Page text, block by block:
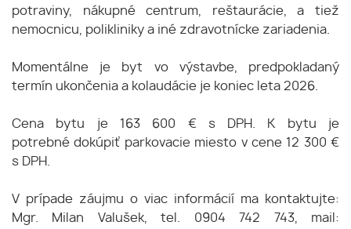
potraviny, nákupné centrum, reštaurácie, a tiež
nemocnicu, polikliniky a iné zdravotnícke zariadenia.
Momentálne je byt vo výstavbe, predpokladaný
termín ukončenia a kolaudácie je koniec leta 2026.
Cena bytu je 163 600 € s DPH. K bytu je
potrebné dokúpiť parkovacie miesto v cene 12 300 €
s DPH.
V prípade záujmu o viac informácií ma kontaktujte:
Mgr. Milan Valušek, tel. 0904 742 743, mail: